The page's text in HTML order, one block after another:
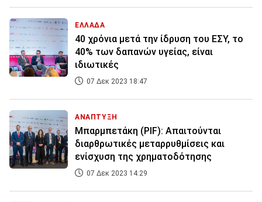
ΕΛΛΑΔΑ
40 χρόνια μετά την ίδρυση του ΕΣΥ, το
40% των δαπανών υγείας, είναι
ιδιωτικές
07 Δεκ 2023 18:47
ΑΝΑΠΤΥΞΗ
Μπαρμπετάκη (PIF): Απαιτούνται
διαρθρωτικές μεταρρυθμίσεις και
ενίσχυση της χρηματοδότησης
07 Δεκ 2023 14:29